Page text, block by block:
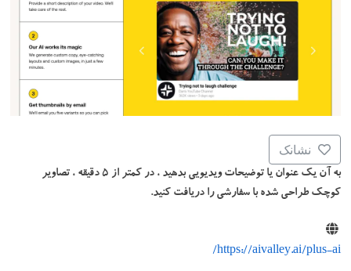
نشانک
به آن یک عنوان یا توضیحات ویدیویی بدهید ، در کمتر از ۵ دقیقه ، تصاویر
کوچک طراحی شده با سفارشی را دریافت کنید.
https://aivalley.ai/plus-ai/